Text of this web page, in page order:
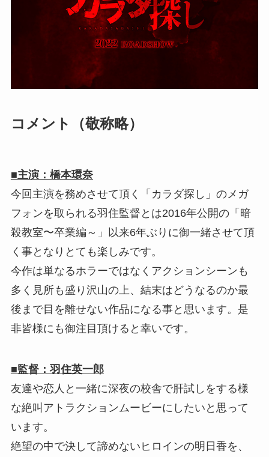
コメント（敬称略）
■主演：橋本環奈
今回主演を務めさせて頂く「カラダ探し」のメガ
フォンを取られる羽住監督とは2016年公開の「暗
殺教室〜卒業編～」以来6年ぶりに御一緒させて頂
く事となりとても楽しみです。
今作は単なるホラーではなくアクションシーンも
多く見所も盛り沢山の上、結末はどうなるのか最
後まで目を離せない作品になる事と思います。是
非皆様にも御注目頂けると幸いです。
■監督：羽住英一郎
友達や恋人と一緒に深夜の校舎で肝試しをする様
な絶叫アトラクションムービーにしたいと思って
います。
絶望の中で決して諦めないヒロインの明日香を、